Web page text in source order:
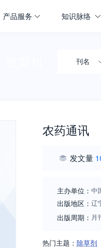
产品服务 知识脉络
刊名
农药通讯
发文量
主办单位： 中
出版地区： 辽
出版周期： 月
热门主题： 除草剂